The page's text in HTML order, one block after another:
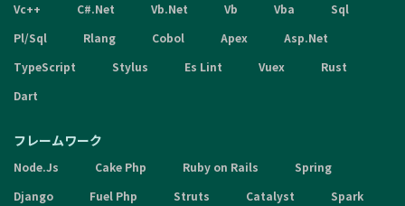
Vc++
C#.Net Vb.Net Vb Vba
Sql
Pl/Sql
Rlang Cobol Apex
Asp.Net
TypeScript
Stylus Es Lint Vuex
Rust
Dart
フレームワーク
Node.Js Cake Php Ruby on Rails
Spring
Django
Fuel Php Struts Catalyst
Spark